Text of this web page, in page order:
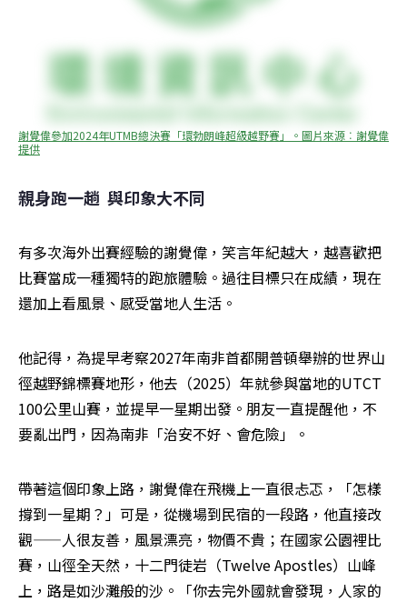
謝覺偉參加2024年UTMB總決賽「環勃朗峰超級越野賽」。圖片來源︰謝覺偉
提供
親身跑一趟  與印象大不同
有多次海外出賽經驗的謝覺偉，笑言年紀越大，越喜歡把
比賽當成一種獨特的跑旅體驗。過往目標只在成績，現在
還加上看風景、感受當地人生活。
他記得，為提早考察2027年南非首都開普頓舉辦的世界山
徑越野錦標賽地形，他去（2025）年就參與當地的UTCT
100公里山賽，並提早一星期出發。朋友一直提醒他，不
要亂出門，因為南非「治安不好、會危險」。
帶著這個印象上路，謝覺偉在飛機上一直很忐忑，「怎樣
撐到一星期？」可是，從機場到民宿的一段路，他直接改
觀——人很友善，風景漂亮，物價不貴；在國家公園裡比
賽，山徑全天然，十二門徒岩（Twelve Apostles）山峰
上，路是如沙灘般的沙。「你去完外國就會發現，人家的